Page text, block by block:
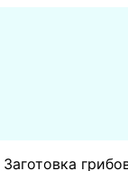
Заготовка